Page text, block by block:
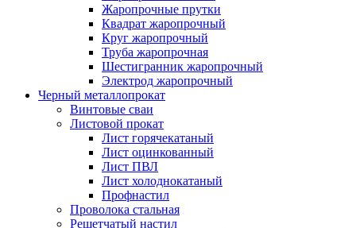
Жаропрочные прутки
Квадрат жаропрочный
Круг жаропрочный
Труба жаропрочная
Шестигранник жаропрочный
Электрод жаропрочный
Черный металлопрокат
Винтовые сваи
Листовой прокат
Лист горячекатаный
Лист оцинкованный
Лист ПВЛ
Лист холоднокатаный
Профнастил
Проволока стальная
Решетчатый настил